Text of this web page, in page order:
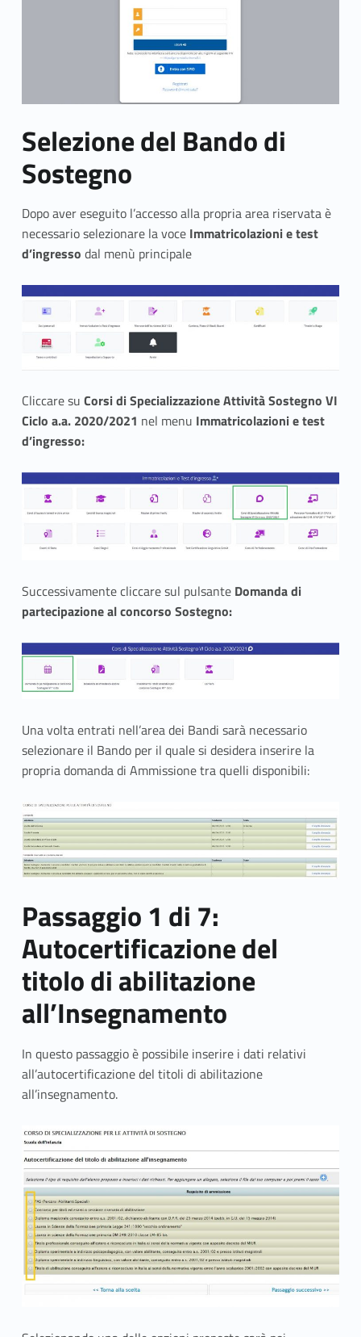
d
a
p
e
r
l
’
m
m
i
s
s
i
n
e
a
i
b
a
n
d
i
d
i
s
o
s
t
e
g
n
o
Selezione del Bandodi
Sostegno
Dopo aver eseguito l’accesso alla propria area riservata è
necessario selezionare la voce Immatricolazioni e test
d’ingresso dal menù principale
Cliccare su Corsi di Specializzazione Attività Sostegno VI
Ciclo a.a. 2020/2021 nel menu Immatricolazioni e test
d’ingresso:
Successivamente cliccare sul pulsante Domanda di
partecipazione al concorso Sostegno:
Una volta entrati nell’area dei Bandi sarà necessario
selezionare il Bando per il quale si desidera inserire la
propria domanda di Ammissione tra quelli disponibili:
Passaggio 1 di 7:
Autocertificazione del
titolo di abilitazione
all’Insegnamento
In questo passaggio è possibile inserire i dati relativi
all’autocertificazione del titoli di abilitazione
all’insegnamento.